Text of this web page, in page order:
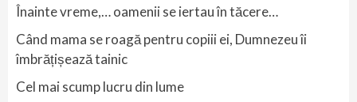
Înainte vreme,… oamenii se iertau în tăcere…
Când mama se roagă pentru copiii ei, Dumnezeu îi
îmbrățișează tainic
Cel mai scump lucru din lume